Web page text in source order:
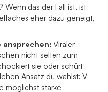
Wenn das der Fall ist, ist
eher dazu geneigt,
ansprechen: Viraler
nicht selten zum
sie oder schürt
Ansatz du wählst: V-
möglichst starke